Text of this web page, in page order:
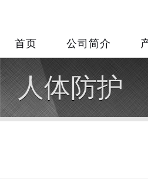
首页 公司简介
人体防护